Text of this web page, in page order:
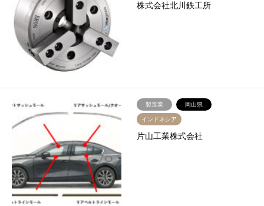
株式会社北川鉄工所
製造業 岡山県
インドネシア
片山工業株式会社